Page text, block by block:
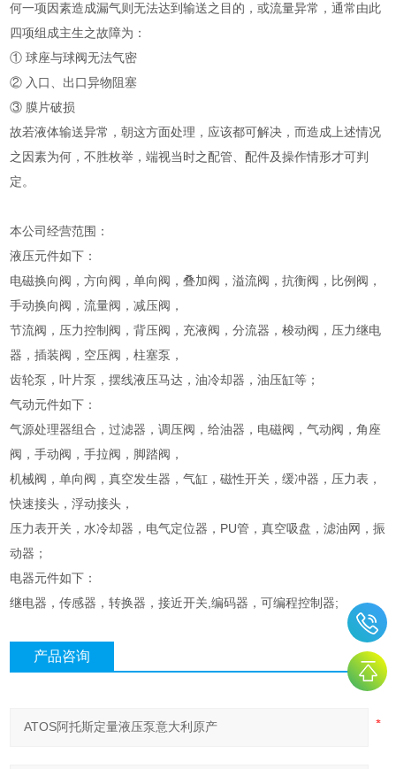
何一项因素造成漏气则无法达到输送之目的，或流量异常，通常由此
四项组成主生之故障为：
① 球座与球阀无法气密
② 入口、出口异物阻塞
③ 膜片破损
故若液体输送异常，朝这方面处理，应该都可解决，而造成上述情况
之因素为何，不胜枚举，端视当时之配管、配件及操作情形才可判
定。
本公司经营范围：
液压元件如下：
电磁换向阀，方向阀，单向阀，叠加阀，溢流阀，抗衡阀，比例阀，
手动换向阀，流量阀，减压阀，
节流阀，压力控制阀，背压阀，充液阀，分流器，梭动阀，压力继电
器，插装阀，空压阀，柱塞泵，
齿轮泵，叶片泵，摆线液压马达，油冷却器，油压缸等；
气动元件如下：
气源处理器组合，过滤器，调压阀，给油器，电磁阀，气动阀，角座
阀，手动阀，手拉阀，脚踏阀，
机械阀，单向阀，真空发生器，气缸，磁性开关，缓冲器，压力表，
快速接头，浮动接头，
压力表开关，水冷却器，电气定位器，PU管，真空吸盘，滤油网，振
动器；
电器元件如下：
继电器，传感器，转换器，接近开关,编码器，可编程控制器;
产品咨询